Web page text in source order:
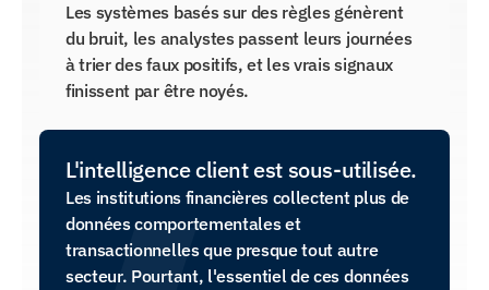
Les systèmes basés sur des règles génèrent
du bruit, les analystes passent leurs journées
à trier des faux positifs, et les vrais signaux
finissent par être noyés.
L'intelligence client est sous-utilisée.
Les institutions financières collectent plus de
données comportementales et
transactionnelles que presque tout autre
secteur. Pourtant, l'essentiel de ces données